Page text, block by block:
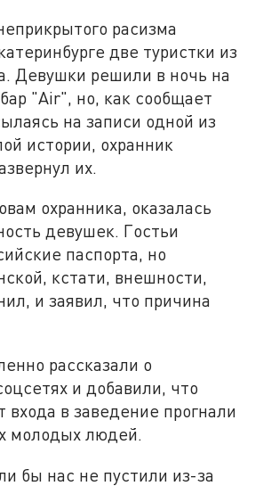
расизма
две туристки из
Девушки решили в ночь на
"Air", но, как сообщает
на записи одной из
истории, охранник
их.
охранника, оказалась
девушек. Гостьи
паспорта, но
кстати, внешности,
и заявил, что причина
рассказали о
и добавили, что
входа в заведение прогнали
молодых людей.
бы нас не пустили из-за